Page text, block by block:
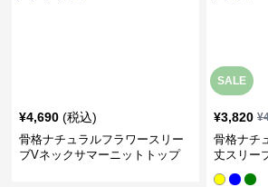
¥4,690 (税込)
骨格ナチュラルフラワースリー
ブVネックサマーニットトップ
SALE
¥3,820 ¥
骨格ナチ
丈スリー